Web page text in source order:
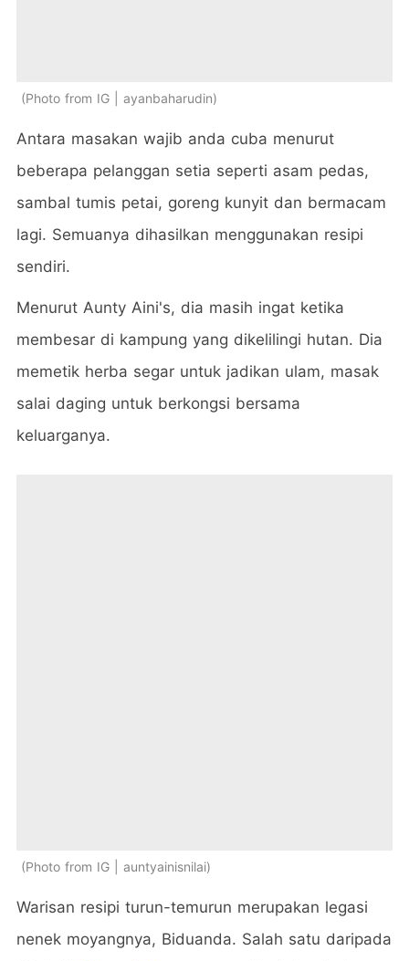
Photo from IG | ayanbaharudin
Antara masakan wajib anda cuba menurut
beberapa pelanggan setia seperti asam pedas,
sambal tumis petai, goreng kunyit dan bermacam
lagi. Semuanya dihasilkan menggunakan resipi
sendiri.
Menurut Aunty Aini's, dia masih ingat ketika
membesar di kampung yang dikelilingi hutan. Dia
memetik herba segar untuk jadikan ulam, masak
salai daging untuk berkongsi bersama
keluarganya.
Photo from IG | auntyainisnilai
Warisan resipi turun-temurun merupakan legasi
nenek moyangnya, Biduanda. Salah satu daripada